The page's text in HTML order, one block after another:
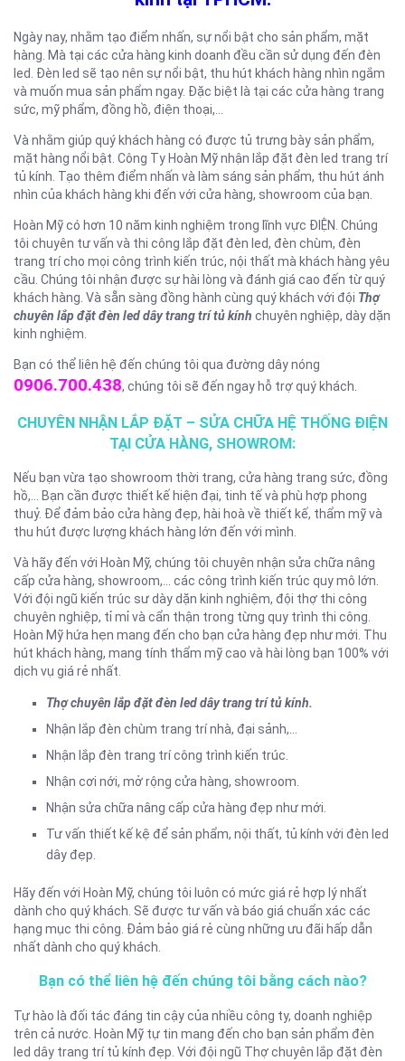
Ngày nay, nhằm tạo điểm nhấn, sự nổi bật cho sản phẩm, mặt
hàng. Mà tại các cửa hàng kinh doanh đều cần sử dụng đến đèn
led. Đèn led sẽ tạo nên sự nổi bật, thu hút khách hàng nhìn ngắm
và muốn mua sản phẩm ngay. Đặc biệt là tại các cửa hàng trang
sức, mỹ phẩm, đồng hồ, điện thoại,…
Và nhằm giúp quý khách hàng có được tủ trưng bày sản phẩm,
mặt hàng nổi bật. Công Ty Hoàn Mỹ nhận lắp đặt đèn led trang trí
tủ kính. Tạo thêm điểm nhấn và làm sáng sản phẩm, thu hút ánh
nhìn của khách hàng khi đến với cửa hàng, showroom của bạn.
Hoàn Mỹ có hơn 10 năm kinh nghiệm trong lĩnh vực ĐIỆN. Chúng
tôi chuyên tư vấn và thi công lắp đặt đèn led, đèn chùm, đèn
trang trí cho mọi công trình kiến trúc, nội thất mà khách hàng yêu
cầu. Chúng tôi nhận được sự hài lòng và đánh giá cao đến từ quý
khách hàng. Và sẵn sàng đồng hành cùng quý khách với đội Thợ
chuyên lắp đặt đèn led dây trang trí tủ kính chuyên nghiệp, dày dặn
kinh nghiệm.
Bạn có thể liên hệ đến chúng tôi qua đường dây nóng
0906.700.438, chúng tôi sẽ đến ngay hỗ trợ quý khách.
CHUYÊN NHẬN LẮP ĐẶT – SỬA CHỮA HỆ THỐNG ĐIỆN
TẠI CỬA HÀNG, SHOWROM:
Nếu bạn vừa tạo showroom thời trang, cửa hàng trang sức, đồng
hồ,… Bạn cần được thiết kế hiện đại, tinh tế và phù hợp phong
thuỷ. Để đảm bảo cửa hàng đẹp, hài hoà về thiết kế, thẩm mỹ và
thu hút được lượng khách hàng lớn đến với mình.
Và hãy đến với Hoàn Mỹ, chúng tôi chuyên nhận sửa chữa nâng
cấp cửa hàng, showroom,… các công trình kiến trúc quy mô lớn.
Với đội ngũ kiến trúc sư dày dặn kinh nghiệm, đội thợ thi công
chuyên nghiệp, tỉ mỉ và cẩn thận trong từng quy trình thi công.
Hoàn Mỹ hứa hẹn mang đến cho bạn cửa hàng đẹp như mới. Thu
hút khách hàng, mang tính thẩm mỹ cao và hài lòng bạn 100% với
dịch vụ giá rẻ nhất.
Thợ chuyên lắp đặt đèn led dây trang trí tủ kính.
Nhận lắp đèn chùm trang trí nhà, đại sảnh,…
Nhận lắp đèn trang trí công trình kiến trúc.
Nhận cơi nới, mở rộng cửa hàng, showroom.
Nhận sửa chữa nâng cấp cửa hàng đẹp như mới.
Tư vấn thiết kế kệ để sản phẩm, nội thất, tủ kính với đèn led
dây đẹp.
Hãy đến với Hoàn Mỹ, chúng tôi luôn có mức giá rẻ hợp lý nhất
dành cho quý khách. Sẽ được tư vấn và báo giá chuẩn xác các
hạng mục thi công. Đảm bảo giá rẻ cùng những ưu đãi hấp dẫn
nhất dành cho quý khách.
Bạn có thể liên hệ đến chúng tôi bằng cách nào?
Tự hào là đối tác đáng tin cậy của nhiều công ty, doanh nghiệp
trên cả nước. Hoàn Mỹ tự tin mang đến cho bạn sản phẩm đèn
led dây trang trí tủ kính đẹp. Với đội ngũ Thợ chuyên lắp đặt đèn